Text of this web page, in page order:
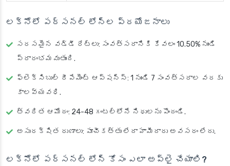
లక్నోలో పర్సనల్ లోన్ల ప్రయోజనాలు
సరసమైన వడ్డీ రేట్లు: సంవత్సరానికి కేవలం 10.50% నుండి
ప్రారంభమవుతుంది.
ఫ్లెక్సిబుల్ రీపేమెంట్ ఆప్షన్స్: 1 నుండి 7 సంవత్సరాల వరకు
కాలవ్యవధి.
త్వరిత ఆమోదం: 24-48 గంటల్లోనే నిధులను పొందండి.
అసురక్షిత రుణాలు: పూచీకత్తు లేదా హామీదారు అవసరం లేదు.
లక్నోలో పర్సనల్ లోన్ కోసం ఎలా అప్లై చేయాలి?